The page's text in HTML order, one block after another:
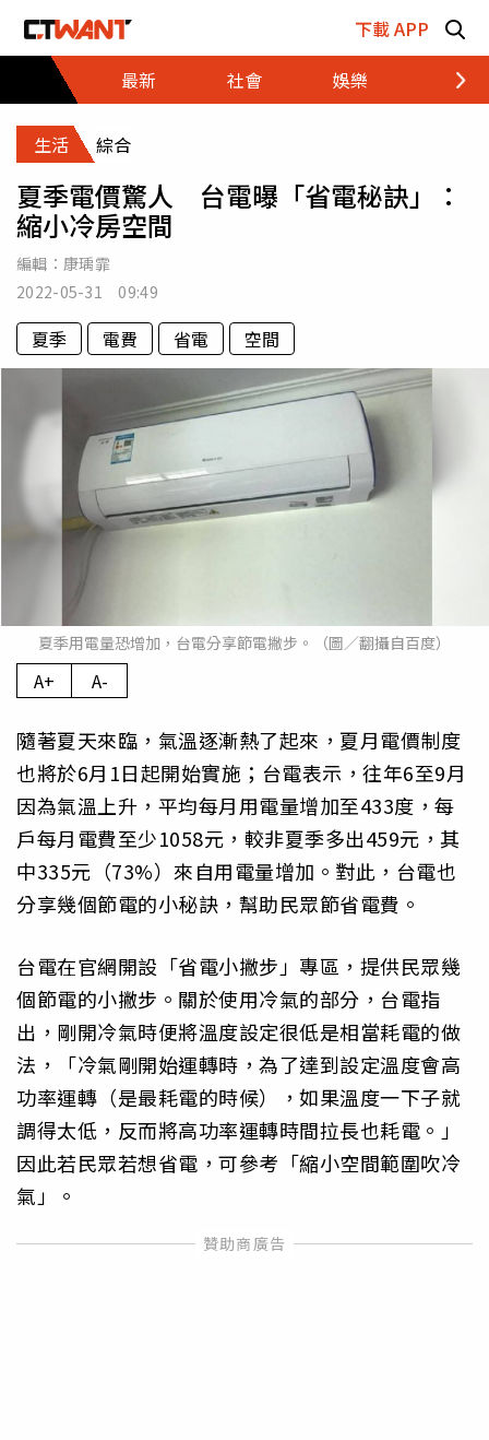
下載 APP
最新
社會 娛樂 財經
生活 綜合
夏季電價驚人 台電曝「省電秘訣」：
縮小冷房空間
編輯： 康瑀霏
2022-05-31 09:49
夏季 電費 省電 空間
夏季用電量恐增加，台電分享節電撇步。（圖／翻攝自百度）
A+ A-
隨著夏天來臨，氣溫逐漸熱了起來，夏月電價制度
也將於6月1日起開始實施；台電表示，往年6至9月
因為氣溫上升，平均每月用電量增加至433度，每
戶每月電費至少1058元，較非夏季多出459元，其
中335元（73%）來自用電量增加。對此，台電也
分享幾個節電的小秘訣，幫助民眾節省電費。
台電在官網開設「省電小撇步」專區，提供民眾幾
個節電的小撇步。關於使用冷氣的部分，台電指
出，剛開冷氣時便將溫度設定很低是相當耗電的做
法，「冷氣剛開始運轉時，為了達到設定溫度會高
功率運轉（是最耗電的時候），如果溫度一下子就
調得太低，反而將高功率運轉時間拉長也耗電。」
因此若民眾若想省電，可參考「縮小空間範圍吹冷
氣」。